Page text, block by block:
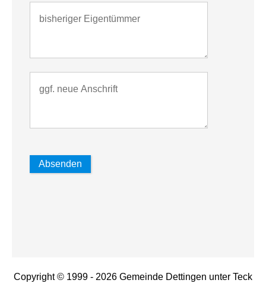
Copyright © 1999 - 2026 Gemeinde Dettingen unter Teck